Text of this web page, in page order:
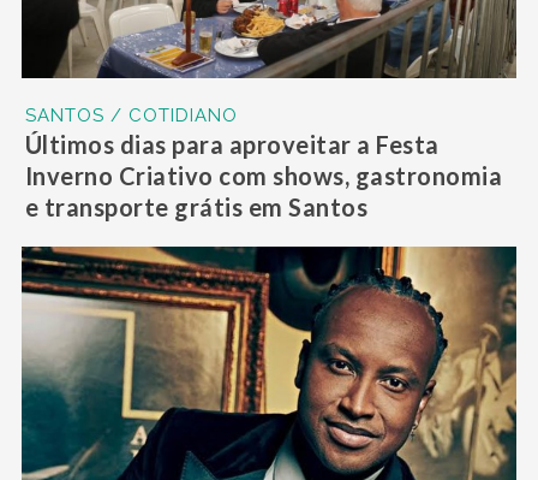
SANTOS / COTIDIANO
Últimos dias para aproveitar a Festa
Inverno Criativo com shows, gastronomia
e transporte grátis em Santos